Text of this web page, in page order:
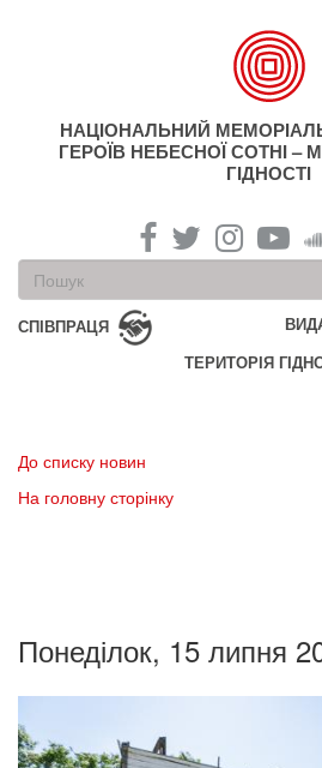
НАЦІОНАЛЬНИЙ
ГЕРОЇВ НЕБЕСНОЇ СОТНІ –
ГІДНОСТІ
Пошукова
форма
Пошук
СПІВПРАЦЯ
ТЕРИТОРІЯ
До списку новин
На головну сторінку
Понеділок, 15 липня